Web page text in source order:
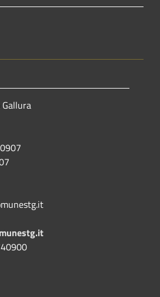
Gallura